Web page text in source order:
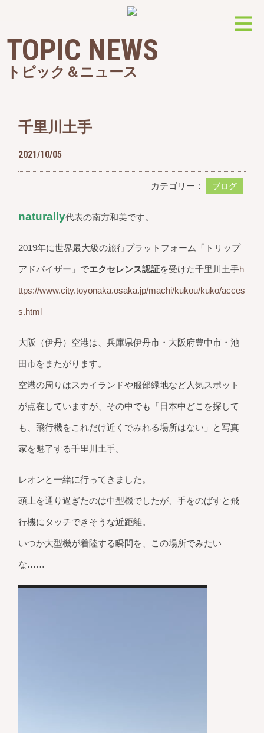
TOPIC NEWS
トピック＆ニュース
千里川土手
2021/10/05
カテゴリー： ブログ
naturally代表の南方和美です。
2019年に世界最大級の旅行プラットフォーム「トリップ
アドバイザー」でエクセレンス認証を受けた千里川土手h
ttps://www.city.toyonaka.osaka.jp/machi/kukou/kuko/acces
s.html
大阪（伊丹）空港は、兵庫県伊丹市・大阪府豊中市・池
田市をまたがります。
空港の周りはスカイランドや服部緑地など人気スポット
が点在していますが、その中でも「日本中どこを探して
も、飛行機をこれだけ近くでみれる場所はない」と写真
家を魅了する千里川土手。
レオンと一緒に行ってきました。
頭上を通り過ぎたのは中型機でしたが、手をのばすと飛
行機にタッチできそうな近距離。
いつか大型機が着陸する瞬間を、この場所でみたい
な……